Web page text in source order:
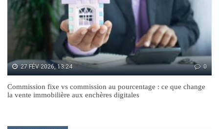
27 FÉV 2026, 13:24 0
Commission fixe vs commission au pourcentage : ce que change
la vente immobilière aux enchères digitales